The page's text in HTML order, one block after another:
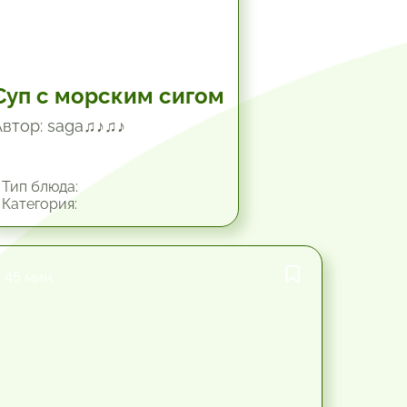
с морским сигом
saga♫♪♫♪
блюда: